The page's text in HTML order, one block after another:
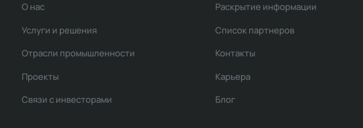
О нас
Услуги и решения
Отрасли промышленности
Проекты
Связи с инвесторами
Раскрытие информации
Список партнеров
Контакты
Карьера
Блог